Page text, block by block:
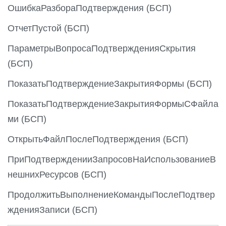
s
ОшибкаРазбораПодтверждения (БСП)
ОтчетПустой (БСП)
ПараметрыВопросаПодтвержденияСкрытия
(БСП)
ПоказатьПодтверждениеЗакрытияФормы (БСП)
ПоказатьПодтверждениеЗакрытияФормыСФайла
ми (БСП)
ОткрытьФайлПослеПодтверждения (БСП)
ПриПодтвержденииЗапросовНаИспользованиеВ
нешнихРесурсов (БСП)
ПродолжитьВыполнениеКомандыПослеПодтвер
жденияЗаписи (БСП)